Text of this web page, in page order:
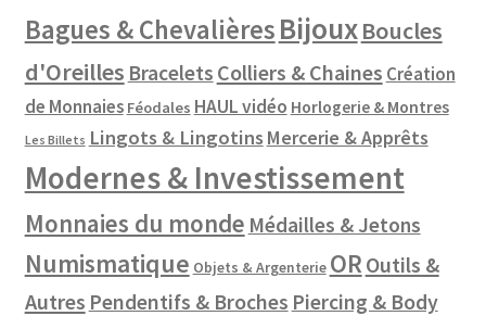
Bagues & ChevalièresBijouxBoucles
d'Oreilles Bracelets Colliers & Chaines Création
de Monnaies Féodales HAUL vidéo Horlogerie & Montres
Les Billets Lingots & Lingotins Mercerie & Apprêts
Modernes & Investissement
Monnaies du monde Médailles & Jetons
Numismatique Objets & Argenterie OR Outils &
Autres Pendentifs & Broches Piercing & Body